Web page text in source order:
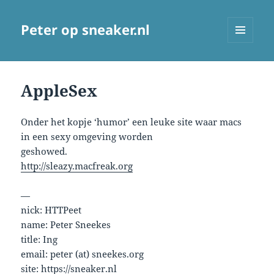
Peter op sneaker.nl
AppleSex
Onder het kopje ‘humor’ een leuke site waar macs
in een sexy omgeving worden
geshowed.
http://sleazy.macfreak.org
—
nick: HTTPeet
name: Peter Sneekes
title: Ing
email: peter (at) sneekes.org
site: https://sneaker.nl